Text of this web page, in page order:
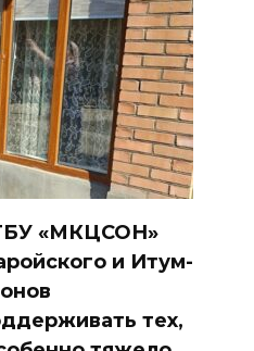
«МКЦСОН»
и Итум-
тех,